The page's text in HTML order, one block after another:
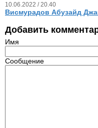
10.06.2022 / 20.40
Висмурадов Абузайд
Добавить
Имя
Сообщение